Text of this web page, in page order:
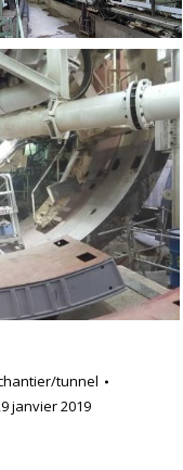
tunnel
janvier 2019